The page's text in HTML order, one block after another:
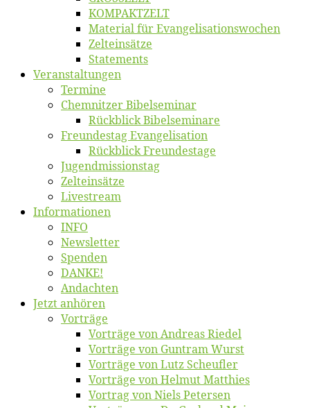
KOMPAKTZELT
Ma­te­ri­al für Evangelisationswochen
Zelt­ein­sät­ze
State­ments
Ver­an­stal­tun­gen
Ter­mi­ne
Chemnit­zer Bibelseminar
Rück­blick Bibelseminare
Freun­des­tag Evangelisation
Rück­blick Freundestage
Jugend­mis­sions­tag
Zelt­ein­sät­ze
Live­stream
Informatio­nen
INFO
News­let­ter
Spen­den
DANKE!
An­dach­ten
Jetzt an­hö­ren
Vor­trä­ge
Vor­trä­ge von An­dre­as Riedel
Vor­trä­ge von Gun­tram Wurst
Vor­trä­ge von Lutz Scheufler
Vor­trä­ge von Hel­mut Matthies
Vor­trag von Niels Petersen